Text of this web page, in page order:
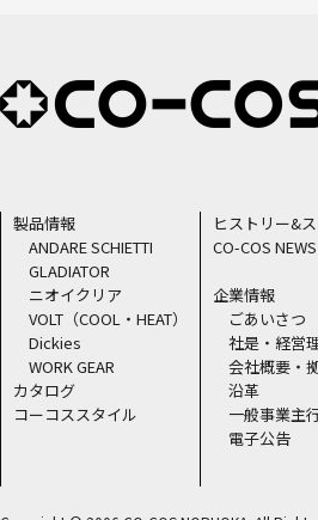
製品情報
ANDARE SCHIETTI
GLADIATOR
ニオイクリア
VOLT（COOL・HEAT）
Dickies
WORK GEAR
カタログ
コーコススタイル
ヒストリー&
CO-COS NEWS
企業情報
ごあいさつ
社是・経営
会社概要・
沿革
一般事業主
電子公告